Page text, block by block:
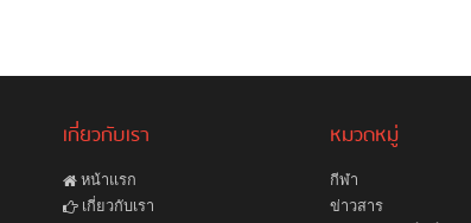
เกี่ยวกับเรา
หน้าแรก
เกี่ยวกับเรา
หมวดหมู่
กีฬา
ข่าวสาร